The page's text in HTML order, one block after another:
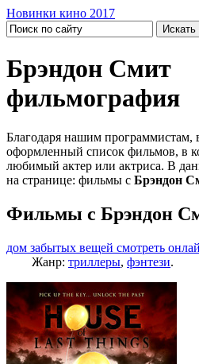
Новинки кино 2017
Брэндон Смит
фильмография
Благодаря нашим программистам,
оформленный список фильмов, в
любимый актер или актриса. В
на странице: фильмы с Брэндон
Фильмы с Брэндон
дом забытых вещей смотреть
Жанр: триллеры, фэнтези.